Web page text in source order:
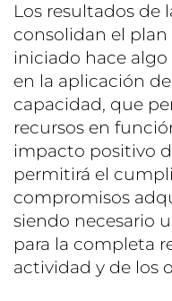
Los resultados de
consolidan el
iniciado hace
en la aplicación
capacidad, que
recursos en
impacto positivo
permitirá el
compromisos
siendo necesario
para la completa
actividad y de los